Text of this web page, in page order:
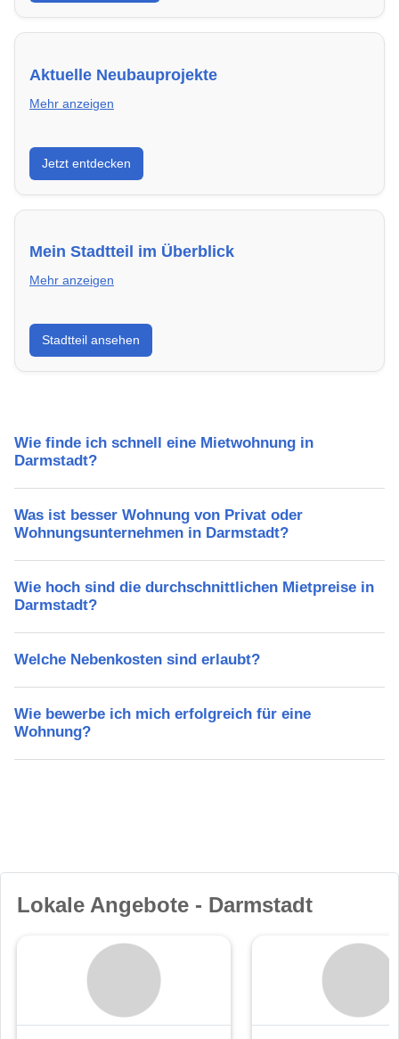
Aktuelle Neubauprojekte
Mehr anzeigen
Entdecke Neubauprojekte in Darmstadt – modern,
energieeffizient und sofort bezugsfertig.
Jetzt entdecken
Mein Stadtteil im Überblick
Mehr anzeigen
Erfahre mehr über deinen Stadtteil in Darmstadt:
Lebensqualität, Verkehrsanbindung, Schulen,
Freizeitmöglichkeiten und Mietpreise.
Stadtteil ansehen
Wie finde ich schnell eine Mietwohnung in
Darmstadt?
Was ist besser Wohnung von Privat oder
Wohnungsunternehmen in Darmstadt?
Wie hoch sind die durchschnittlichen Mietpreise in
Darmstadt?
Welche Nebenkosten sind erlaubt?
Wie bewerbe ich mich erfolgreich für eine
Wohnung?
Lokale Angebote - Darmstadt